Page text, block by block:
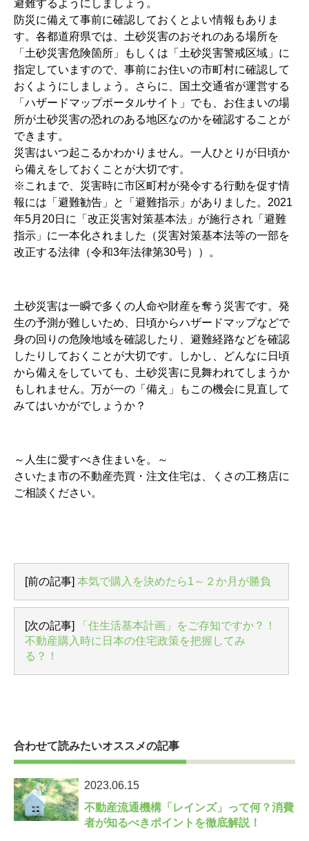
避難するようにしましょう。
防災に備えて事前に確認しておくとよい情報もありま
す。各都道府県では、土砂災害のおそれのある場所を
「土砂災害危険箇所」もしくは「土砂災害警戒区域」に
指定していますので、事前にお住いの市町村に確認して
おくようにしましょう。さらに、国土交通省が運営する
「ハザードマップポータルサイト」でも、お住まいの場
所が土砂災害の恐れのある地区なのかを確認することが
できます。
災害はいつ起こるかわかりません。一人ひとりが日頃か
ら備えをしておくことが大切です。
※これまで、災害時に市区町村が発令する行動を促す情
報には「避難勧告」と「避難指示」がありました。2021
年5月20日に「改正災害対策基本法」が施行され「避難
指示」に一本化されました（災害対策基本法等の一部を
改正する法律（令和3年法律第30号））。
土砂災害は一瞬で多くの人命や財産を奪う災害です。発
生の予測が難しいため、日頃からハザードマップなどで
身の回りの危険地域を確認したり、避難経路などを確認
したりしておくことが大切です。しかし、どんなに日頃
から備えをしていても、土砂災害に見舞われてしまうか
もしれません。万が一の「備え」もこの機会に見直して
みてはいかがでしょうか？
～人生に愛すべき住まいを。～
さいたま市の不動産売買・注文住宅は、くさの工務店に
ご相談ください。
[前の記事] 本気で購入を決めたら1～２か月が勝負
[次の記事]
「住生活基本計画」をご存知ですか？！
不動産購入時に日本の住宅政策を把握してみ
る？！
合わせて読みたいオススメの記事
2023.06.15
不動産流通機構「レインズ」って何？消費
者が知るべきポイントを徹底解説！